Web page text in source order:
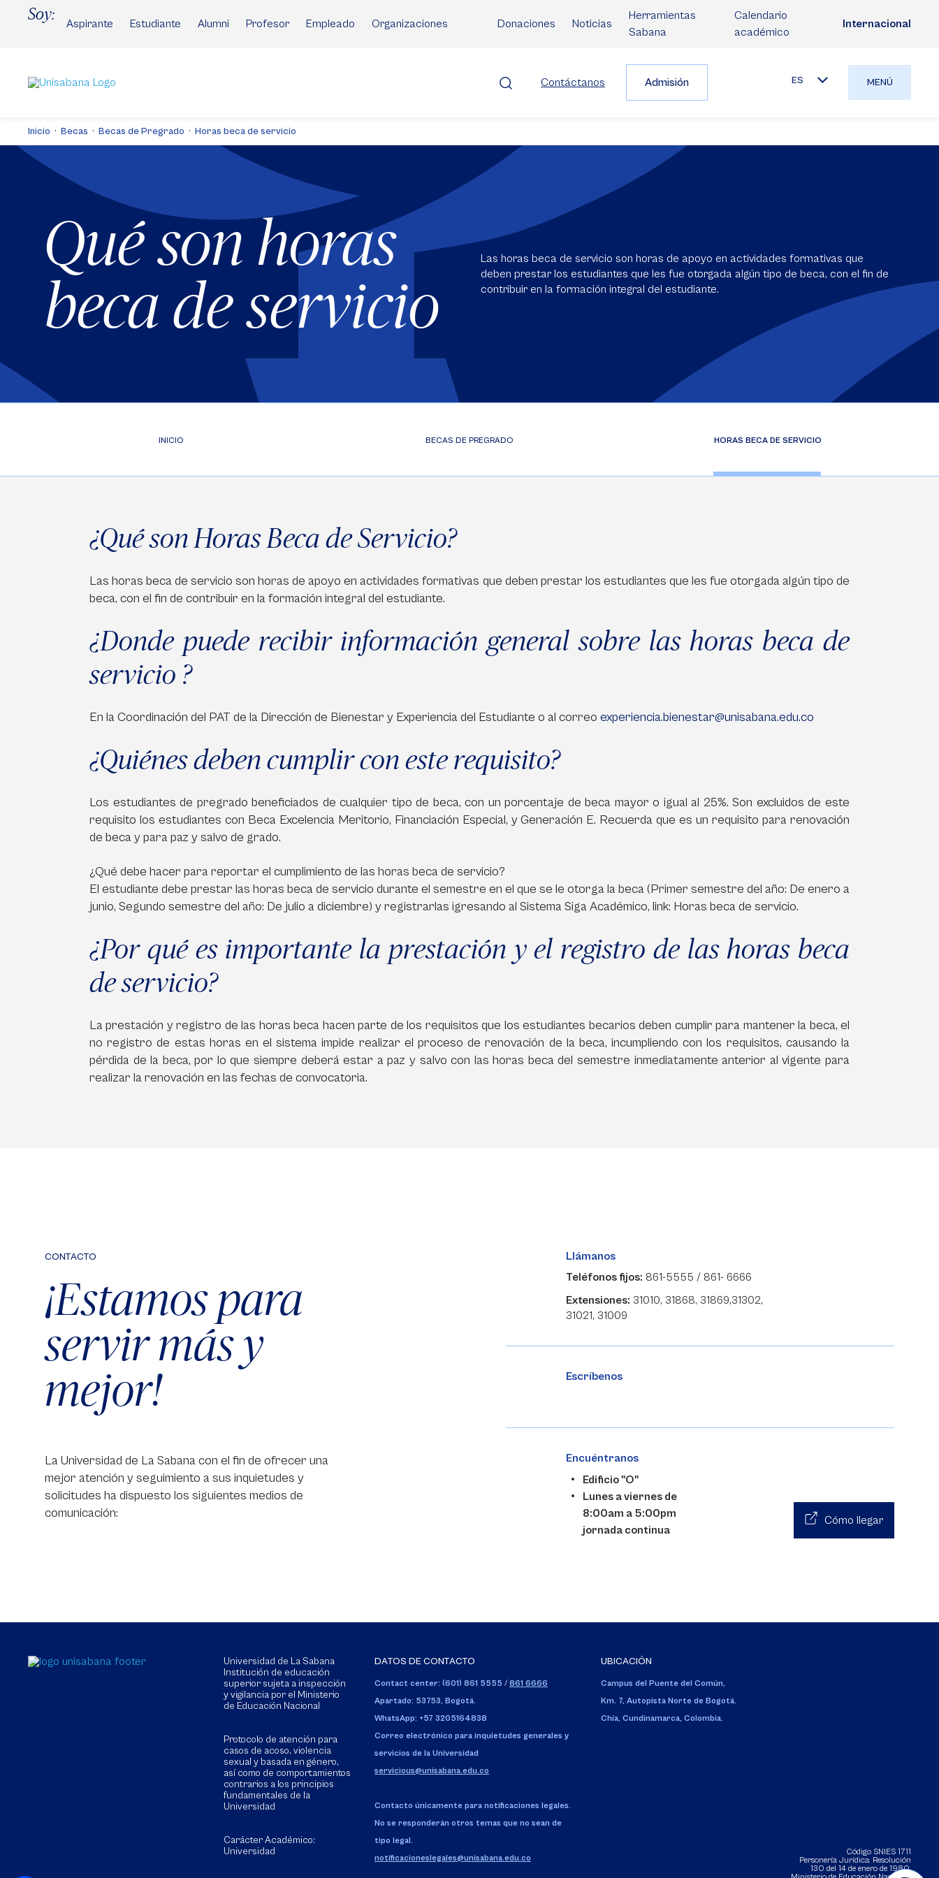
Soy:
Aspirante Estudiante Alumni Profesor Empleado Organizaciones Donaciones Noticias
Herramientas
Sabana
Calendario
académico
Internacional
Contáctanos Admisión ES MENÚ
Inicio Becas Becas de Pregrado Horas beca de servicio
Qué son horas
beca de servicio
Las horas beca de servicio son horas de apoyo en actividades formativas que
deben prestar los estudiantes que les fue otorgada algún tipo de beca, con el fin de
contribuir en la formación integral del estudiante.
INICIO BECAS DE PREGRADO HORAS BECA DE SERVICIO
¿Qué son Horas Beca de Servicio?
Las horas beca de servicio son horas de apoyo en actividades formativas que deben prestar los estudiantes que les fue otorgada algún tipo de
beca, con el fin de contribuir en la formación integral del estudiante.
¿Donde puede recibir información general sobre las horas beca de
servicio ?
En la Coordinación del PAT de la Dirección de Bienestar y Experiencia del Estudiante o al correo experiencia.bienestar@unisabana.edu.co
¿Quiénes deben cumplir con este requisito?
Los estudiantes de pregrado beneficiados de cualquier tipo de beca, con un porcentaje de beca mayor o igual al 25%. Son excluidos de este
requisito los estudiantes con Beca Excelencia Meritorio, Financiación Especial, y Generación E. Recuerda que es un requisito para renovación
de beca y para paz y salvo de grado.
¿Qué debe hacer para reportar el cumplimiento de las horas beca de servicio?
El estudiante debe prestar las horas beca de servicio durante el semestre en el que se le otorga la beca (Primer semestre del año: De enero a
junio, Segundo semestre del año: De julio a diciembre) y registrarlas igresando al Sistema Siga Académico, link: Horas beca de servicio.
¿Por qué es importante la prestación y el registro de las horas beca
de servicio?
La prestación y registro de las horas beca hacen parte de los requisitos que los estudiantes becarios deben cumplir para mantener la beca, el
no registro de estas horas en el sistema impide realizar el proceso de renovación de la beca, incumpliendo con los requisitos, causando la
pérdida de la beca, por lo que siempre deberá estar a paz y salvo con las horas beca del semestre inmediatamente anterior al vigente para
realizar la renovación en las fechas de convocatoria.
CONTACTO
¡Estamos para
servir más y
mejor!
La Universidad de La Sabana con el fin de ofrecer una
mejor atención y seguimiento a sus inquietudes y
solicitudes ha dispuesto los siguientes medios de
comunicación:
Llámanos
Teléfonos fijos: 861-5555 / 861- 6666
Extensiones: 31010, 31868, 31869,31302,
31021, 31009
Escríbenos
Encuéntranos
Edificio "O"
Lunes a viernes de
8:00am a 5:00pm
jornada continua
Cómo llegar
Universidad de La Sabana
Institución de educación
superior sujeta a inspección
y vigilancia por el Ministerio
de Educación Nacional
Protocolo de atención para
casos de acoso, violencia
sexual y basada en género,
así como de comportamientos
contrarios a los principios
fundamentales de la
Universidad
Carácter Académico:
Universidad
DATOS DE CONTACTO
Contact center: (601) 861 5555 / 861 6666
Apartado: 53753, Bogotá.
WhatsApp: +57 3205164838
Correo electrónico para inquietudes generales y
servicios de la Universidad
servicious@unisabana.edu.co
Contacto únicamente para notificaciones legales.
No se responderán otros temas que no sean de
tipo legal.
notificacioneslegales@unisabana.edu.co
UBICACIÓN
Campus del Puente del Común,
Km. 7, Autopista Norte de Bogotá.
Chía, Cundinamarca, Colombia.
Código SNIES 1711
Personería Jurídica: Resolución
130 del 14 de enero de 1980.